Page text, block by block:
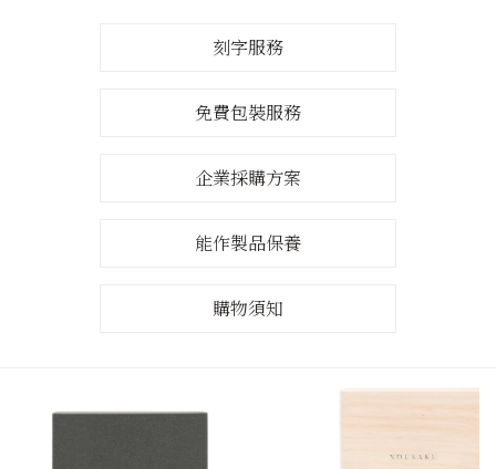
刻字服務
免費包裝服務
企業採購方案
能作製品保養
購物須知